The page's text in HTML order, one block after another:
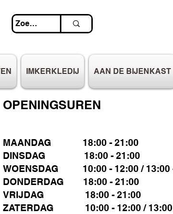
IMKERKLEDIJ AAN DE BIJENKAST
OPENINGSUREN
MAANDAG 18:00 - 21:00
DINSDAG 18:00 - 21:00
WOENSDAG 10:00 - 12:00 / 13:00
DONDERDAG 18:00 - 21:00
VRIJDAG 18:00 - 21:00
ZATERDAG 10:00 - 12:00 / 13:00